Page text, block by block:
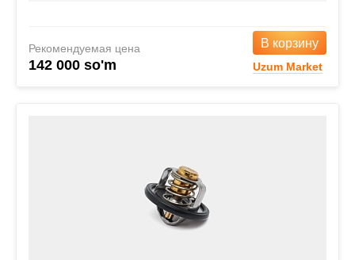
Рекомендуемая цена
142 000 so'm
В корзину
Uzum Market